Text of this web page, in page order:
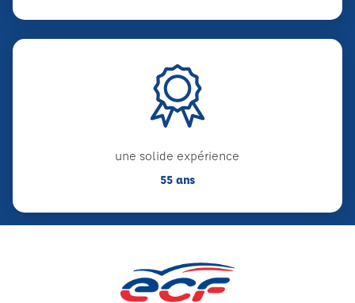
une solide expérience
55 ans